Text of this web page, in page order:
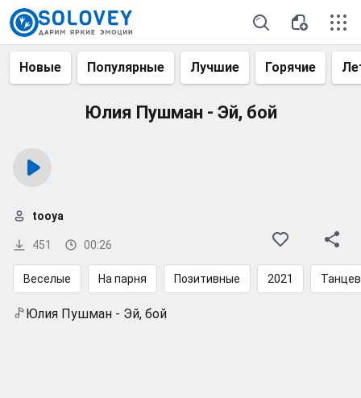
Новые Популярные Лучшие Горячие
Юлия Пушман - Эй, бой
451 00:26
tooya
Веселые На парня Позитивные 2021
Юлия Пушман - Эй, бой